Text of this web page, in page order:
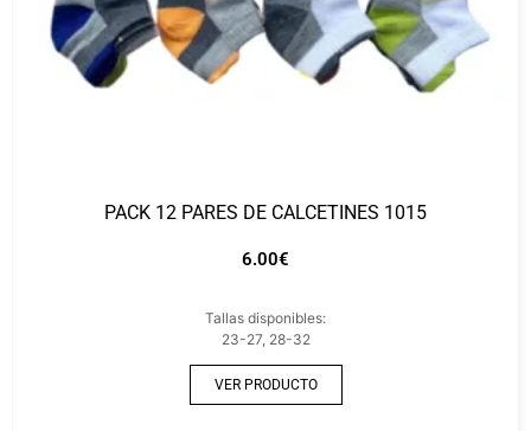
PACK 12 PARES DE CALCETINES 1015
6.00€
Tallas disponibles:
23-27, 28-32
VER PRODUCTO